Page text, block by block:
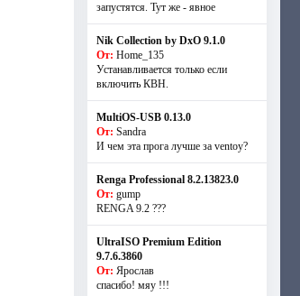
запустятся. Тут же - явное
Nik Collection by DxO 9.1.0
От: Home_135
Устанавливается только если
включить КВН.
MultiOS-USB 0.13.0
От: Sandra
И чем эта прога лучше за ventoy?
Renga Professional 8.2.13823.0
От: gump
RENGA 9.2 ???
UltraISO Premium Edition
9.7.6.3860
От: Ярослав
спасибо! мяу !!!